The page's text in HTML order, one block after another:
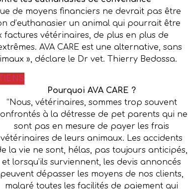
de moyens financiers ne devrait pas être
d’euthanasier un animal qui pourrait être
vétérinaires, de plus en plus de
AVA CARE est une alternative, sans
», déclare le Dr vet. Thierry Bedossa.
Pourquoi AVA CARE ?
“Nous, vétérinaires, sommes trop souvent
à la détresse de pet parents qui ne
sont pas en mesure de payer les frais
vétérinaires de leurs animaux. Les accidents
la vie ne sont, hélas, pas toujours anticipés,
et lorsqu’ils surviennent, les devis annoncés
peuvent dépasser les moyens de nos clients,
malgré toutes les facilités de paiement qui